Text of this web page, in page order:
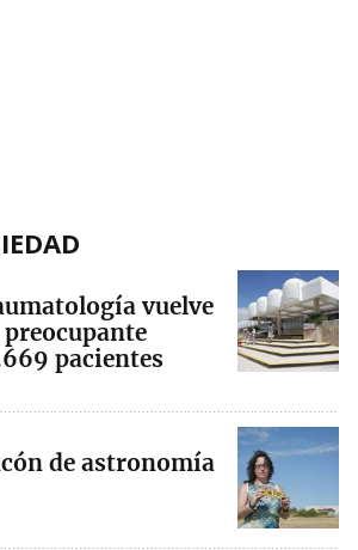
vuelve
pacientes
de astronomía